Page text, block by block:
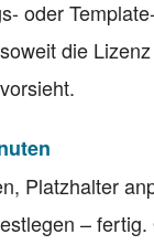
oder
die
Platzhalter
– fertig.